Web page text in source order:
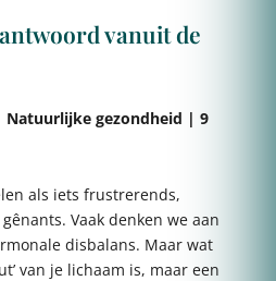
vanuit de
Natuurlijke gezondheid | 9
als iets frustrerends,
Vaak denken we aan
disbalans. Maar wat
van je lichaam is, maar een